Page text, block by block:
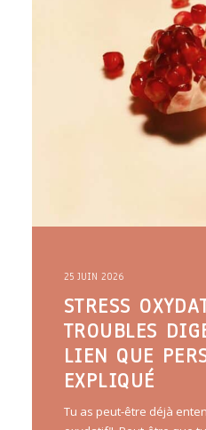
25 JUIN 2026
STRESS
TROUBLES
LIEN QUE
EXPLIQUÉ
Tu as peut-être déjà